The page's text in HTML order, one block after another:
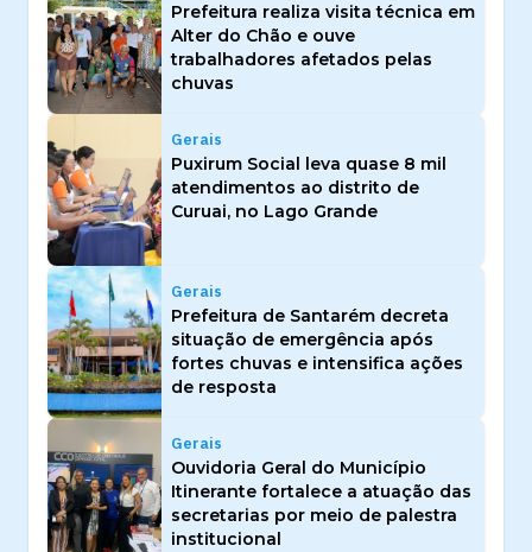
Prefeitura realiza visita técnica em
Alter do Chão e ouve
trabalhadores afetados pelas
chuvas
Gerais
Puxirum Social leva quase 8 mil
atendimentos ao distrito de
Curuai, no Lago Grande
Gerais
Prefeitura de Santarém decreta
situação de emergência após
fortes chuvas e intensifica ações
de resposta
Gerais
Ouvidoria Geral do Município
Itinerante fortalece a atuação das
secretarias por meio de palestra
institucional